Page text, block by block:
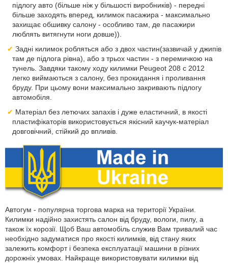
підлогу авто (більше ніж у більшості виробників) - передні
більше заходять вперед, килимок пасажира - максимально
захищає обшивку салону - особливо там, де пасажири
люблять витягнути ноги довше)).
Задні килимок робляться або з двох частин(зазвичай у джипів
там де підлога рівна), або з трьох частин - з перемичкою на
тунель. Завдяки такому ходу килимки Peugeot 208 с 2012
легко виймаються з салону, без прокидання і проливання
бруду. При цьому вони максимально закривають підлогу
автомобіля.
Матеріал без летючих запахів і дуже еластичний, в якості
пластифікаторів використовується якісний каучук-матеріал
довговічний, стійкий до впливів.
Автогум - популярна торгова марка на території України.
Килимки надійно захистять салон від бруду, вологи, пилу, а
також їх корозії. Щоб Ваш автомобіль служив Вам тривалий час
необхідно задуматися про якості килимків, від стану яких
залежить комфорт і безпека експлуатації машини в різних
дорожніх умовах. Найкраще використовувати килимки від